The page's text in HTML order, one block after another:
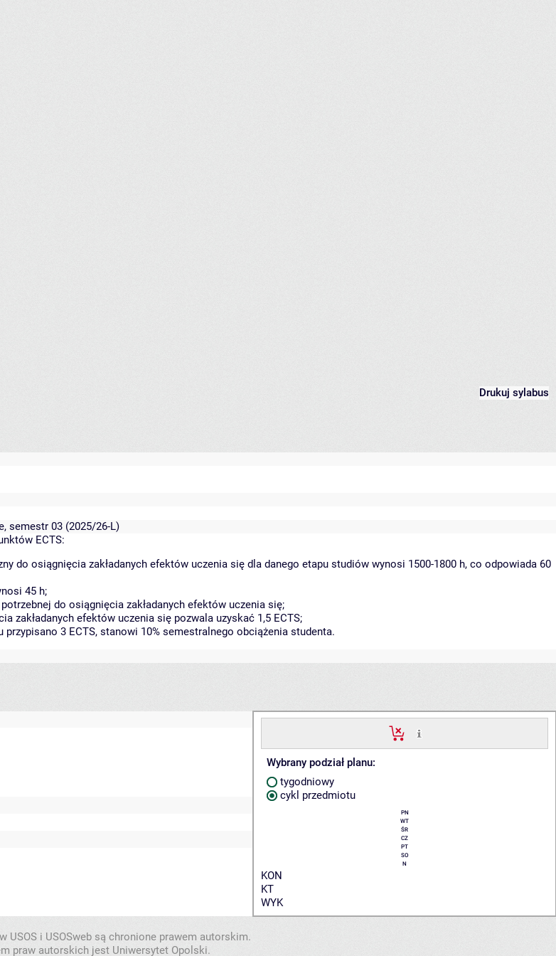
Drukuj sylabus
semestr 03 (2025/26-L)
ECTS:
do osiągnięcia zakładanych efektów uczenia się dla danego etapu studiów wynosi 1500-1800 h, co odpowiada 60
45 h;
do osiągnięcia zakładanych efektów uczenia się;
zakładanych efektów uczenia się pozwala uzyskać 1,5 ECTS;
3 ECTS, stanowi 10% semestralnego obciążenia studenta.
Wybrany podział planu:
tygodniowy
cykl przedmiotu
PN
WT
ŚR
CZ
PT
SO
N
KON
KT
WYK
USOS i USOSweb są chronione prawem autorskim.
praw autorskich jest Uniwersytet Opolski.